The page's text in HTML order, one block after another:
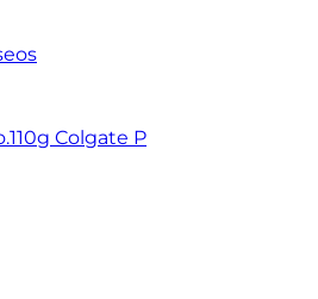
Colgate P